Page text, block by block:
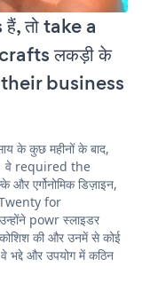
तो take a
crafts लकड़ी के
their business
के कुछ महीनों के बाद,
वे required the
एर्गोनोमिक डिज़ाइन,
for
powr स्लाइडर
की और उनमें से कोई
भद्दे और उपयोग में कठिन